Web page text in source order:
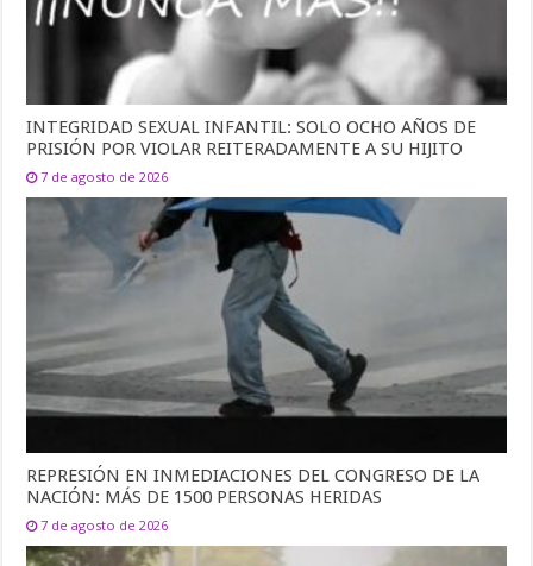
INTEGRIDAD SEXUAL INFANTIL: SOLO OCHO AÑOS DE
PRISIÓN POR VIOLAR REITERADAMENTE A SU HIJITO
7 de agosto de 2026
REPRESIÓN EN INMEDIACIONES DEL CONGRESO DE LA
NACIÓN: MÁS DE 1500 PERSONAS HERIDAS
7 de agosto de 2026